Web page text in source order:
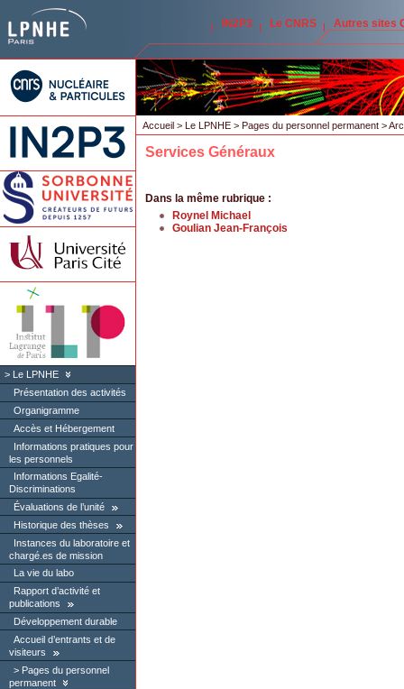
IN2P3 Le CNRS Autres sites
Le LPNHE
Présentation des activités
Organigramme
Accès et Hébergement
Informations pratiques pour
les personnels
Informations Egalité-
Discriminations
Évaluations de l’unité
Historique des thèses
Instances du laboratoire et
chargé.es de mission
La vie du labo
Rapport d’activité et
publications
Développement durable
Accueil d’entrants et de
visiteurs
Pages du personnel
permanent
Accueil > Le LPNHE > Pages du personnel permanent >
Services Généraux
Dans la même rubrique :
Roynel Michael
Goulian Jean-François